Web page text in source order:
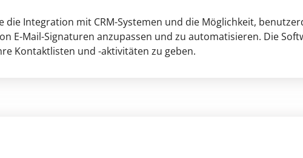
Integration mit CRM-Systemen und die Möglichkeit,
E-Mail-Signaturen anzupassen und zu automatisieren. Die
Kontaktlisten und -aktivitäten zu geben.